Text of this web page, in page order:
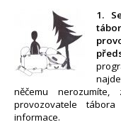
1.
něčemu
provozovatele
informace.